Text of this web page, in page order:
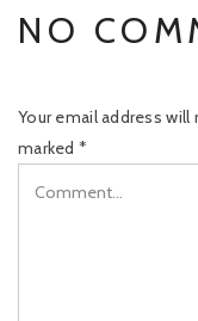
NO
Your email address
marked *